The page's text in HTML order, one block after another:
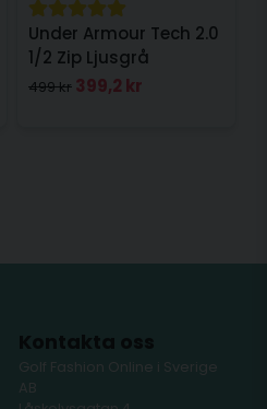
Under Armour Tech 2.0
1/2 Zip Ljusgrå
499 kr 399,2 kr
Golf Fashion Online i Sverige
AB